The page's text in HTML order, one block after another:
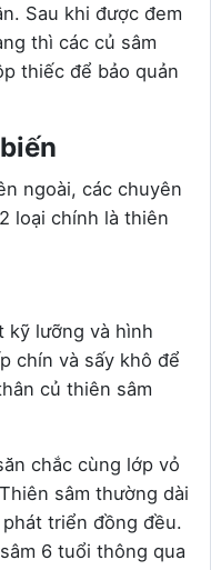
Sau khi được đem
thì các củ sâm
thiếc để bảo quản
ngoài, các chuyên
loại chính là thiên
kỹ lưỡng và hình
chín và sấy khô để
củ thiên sâm
chắc cùng lớp vỏ
sâm thường dài
triển đồng đều.
6 tuổi thông qua